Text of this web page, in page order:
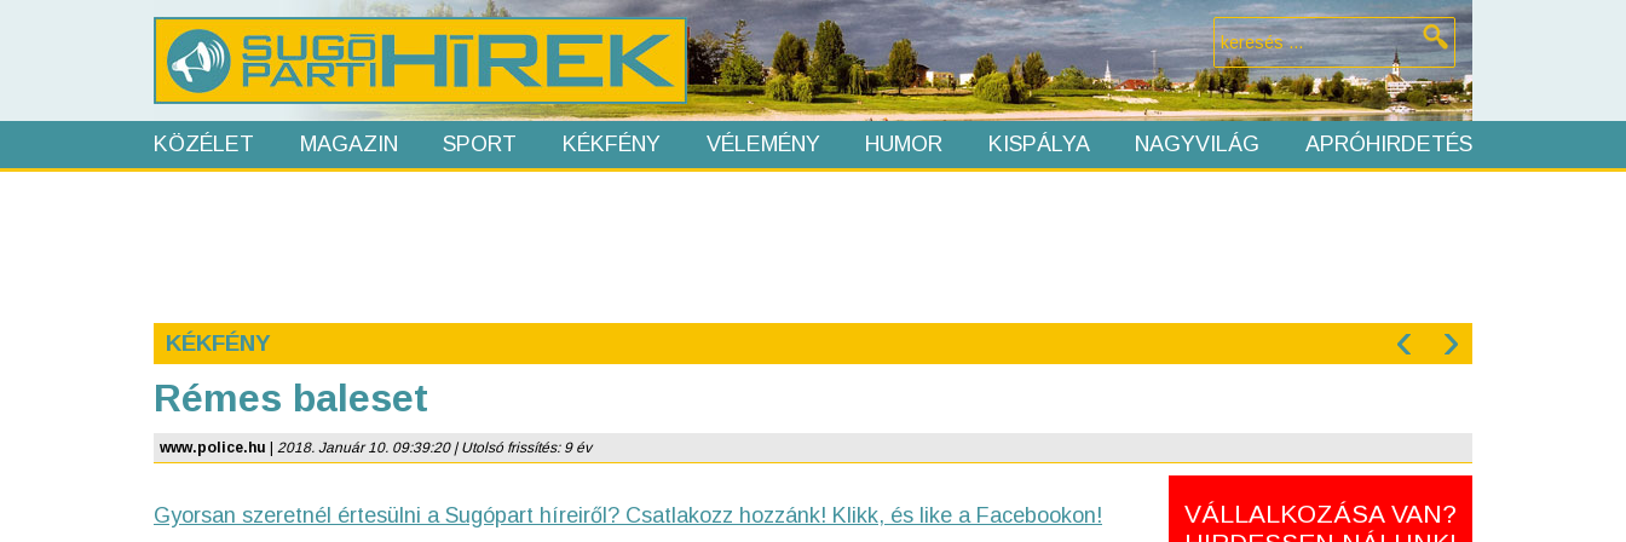
KÖZÉLET MAGAZIN SPORT KÉKFÉNY VÉLEMÉNY HUMOR KISPÁLYA NAGYVILÁG APRÓHIRDETÉS
KÉKFÉNY ‹ ›
Rémes baleset
www.police.hu 2018. Január 10. 09:39:20 | Utolsó frissítés: 9 év
Gyorsan szeretnél értesülni a Sugópart híreiről? Csatlakozz hozzánk! Klikk, és like a Facebookon!
VÁLLALKOZÁSA VAN?